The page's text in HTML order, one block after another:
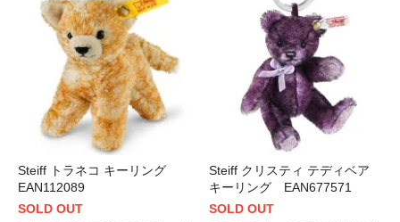
Steiff トラネコ キーリング
EAN112089
SOLD OUT
Steiff クリスティ テディベア
キーリング EAN677571
SOLD OUT